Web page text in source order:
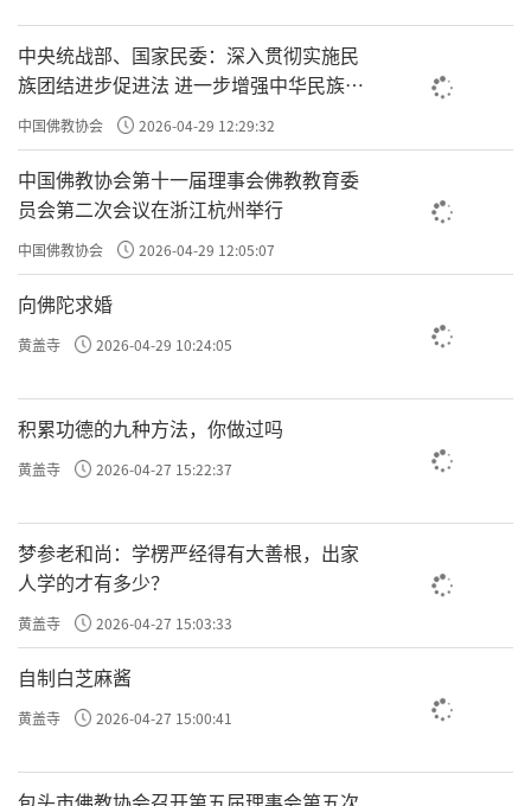
得有菩萨的“种子”；要修成佛，就得有佛
的“种子”。四圣与六凡，皆是种子生。天堂
与地狱，皆是心所造。一切皆是我心，我心即
是一切。
转染成净
既然三界唯心，万法唯识，我们的心识就
要念念清净念念佛，就要时时勤拂拭，莫使惹
尘埃，要不断地清除心识中的染污，转变凡夫
的心识而成就佛的智慧。和谐世界，从心开
始。清净世界，从心开始；庄严世界，从心开
始。由于我们的心识被无明所遮蔽，看不清诸
法实相，流连火宅，众苦交煎。心净则国土
净，心安则众生安，心平则天下平。去掉心识
中的染污，心无挂碍，才能“无有恐怖，远离
颠梦想”，才能以内在生命的纯净与安宁，来
创造外在世界的纯净与安宁。《华严经》
说：“染污众生住故，世界海成染污劫转变；
修广大福众生住故，世界海成染净劫转
心所造。转染成净，净化心识，就净化了国
中央统战部、国家民委：深入贯彻实施民
族团结进步促进法 进一步增强中华民族凝
聚力向心力
中国佛教协会 2026-04-29 12:29:32
中国佛教协会第十一届理事会佛教教育委
员会第二次会议在浙江杭州举行
中国佛教协会 2026-04-29 12:05:07
向佛陀求婚
黄盖寺 2026-04-29 10:24:05
积累功德的九种方法，你做过吗
黄盖寺 2026-04-27 15:22:37
梦参老和尚：学楞严经得有大善根，出家
人学的才有多少？
黄盖寺 2026-04-27 15:03:33
自制白芝麻酱
黄盖寺 2026-04-27 15:00:41